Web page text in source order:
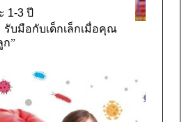
1-3 ปี
บมือกับเด็กเล็กเมื่อคุณ
”